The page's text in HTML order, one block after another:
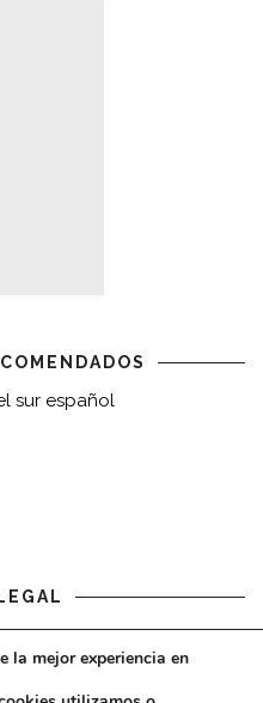
sur español
la mejor experiencia en